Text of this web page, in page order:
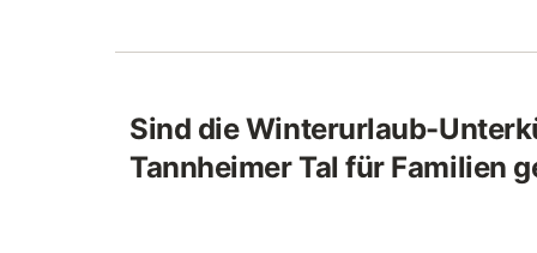
Sind die Winterurlaub-
Tannheimer Tal für Familien